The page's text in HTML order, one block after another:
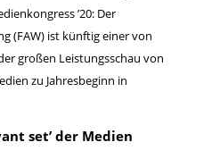
’20: Der
(FAW) ist künftig einer von
großen Leistungsschau von
zu Jahresbeginn in
set’ der Medien